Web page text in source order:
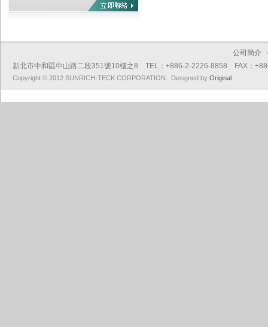
公司簡介 /
新北市中和區中山路二段351號10樓之8 TEL：+886-2-2226-8858 FAX：
Copyright © 2012 SUNRICH-TECK CORPORATION. Designed by Original